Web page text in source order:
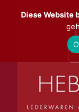
Inhalt
Diese Website